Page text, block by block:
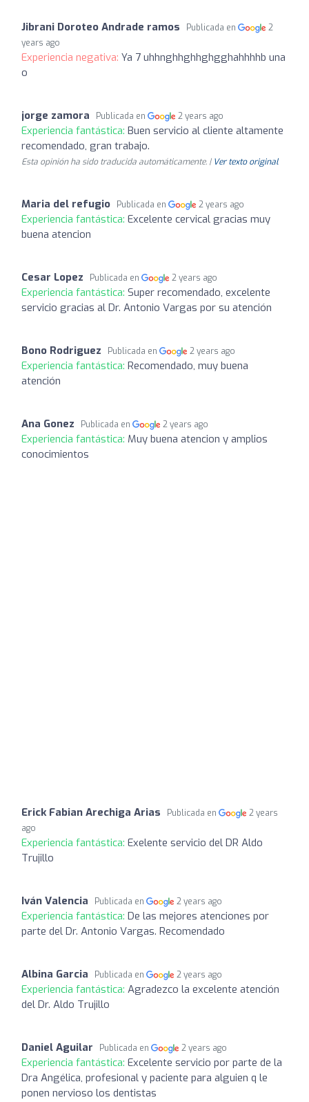
Jibrani Doroteo Andrade ramos Publicada en
2
years ago
Experiencia negativa: Ya 7 uhhnghhghhghgghahhhhb una
o
jorge zamora Publicada en 2 years ago
Experiencia fantástica: Buen servicio al cliente altamente
recomendado, gran trabajo.
Esta opinión ha sido traducida automáticamente. | Ver texto original
Maria del refugio Publicada en 2 years ago
Experiencia fantástica: Excelente cervical gracias muy
buena atencion
Cesar Lopez Publicada en 2 years ago
Experiencia fantástica: Super recomendado, excelente
servicio gracias al Dr. Antonio Vargas por su atención
Bono Rodriguez Publicada en 2 years ago
Experiencia fantástica: Recomendado, muy buena
atención
Ana Gonez Publicada en 2 years ago
Experiencia fantástica: Muy buena atencion y amplios
conocimientos
Erick Fabian Arechiga Arias Publicada en
2 years
ago
Experiencia fantástica: Exelente servicio del DR Aldo
Trujillo
Iván Valencia Publicada en 2 years ago
Experiencia fantástica: De las mejores atenciones por
parte del Dr. Antonio Vargas. Recomendado
Albina Garcia Publicada en 2 years ago
Experiencia fantástica: Agradezco la excelente atención
del Dr. Aldo Trujillo
Daniel Aguilar Publicada en 2 years ago
Experiencia fantástica: Excelente servicio por parte de la
Dra Angélica, profesional y paciente para alguien q le
ponen nervioso los dentistas